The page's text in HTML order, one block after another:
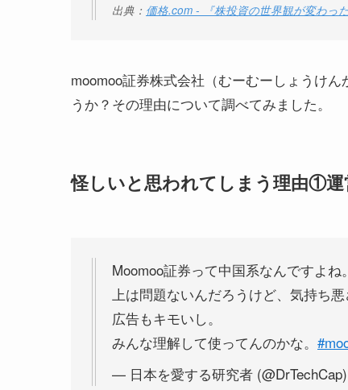
出典： 価格.com - 『株投資の世界観が変わっ
moomoo証券株式会社（むーむーしょうけ
うか？その理由について調べてみました。
怪しいと思われてしまう理由①
Moomoo証券って中国系なんですよ
上は問題ないんだろうけど、気持ち悪
広告もキモいし。
みんな理解して使ってんのかな。
— 日本を愛する研究者 (@DrTechCap)